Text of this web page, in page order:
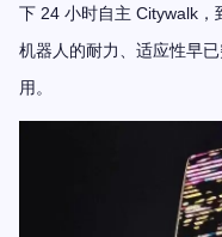
下 24 小时自主 Citywalk
机器人的耐力、适应性早
用。